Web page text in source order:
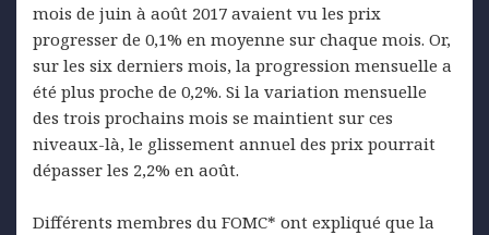
mois de juin à août 2017 avaient vu les prix
progresser de 0,1% en moyenne sur chaque mois. Or,
sur les six derniers mois, la progression mensuelle a
été plus proche de 0,2%. Si la variation mensuelle
des trois prochains mois se maintient sur ces
niveaux-là, le glissement annuel des prix pourrait
dépasser les 2,2% en août.
Différents membres du FOMC* ont expliqué que la